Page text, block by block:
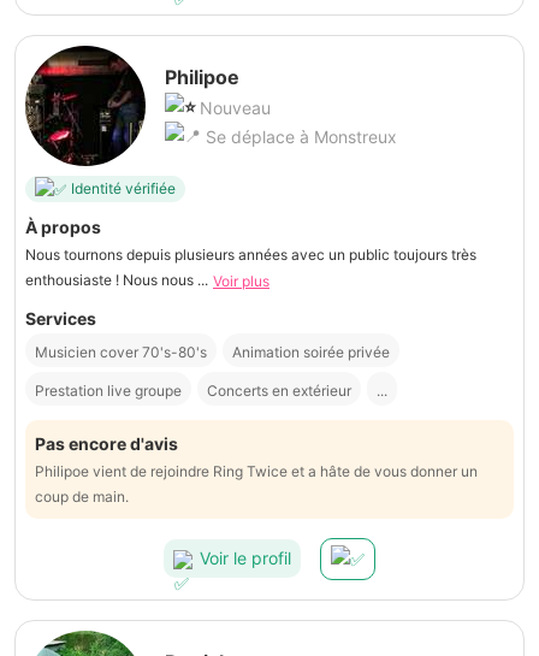
Philipoe
Nouveau
Se déplace à Monstreux
Identité vérifiée
À propos
Nous tournons depuis plusieurs années avec un public toujours très
enthousiaste ! Nous nous ... Voir plus
Services
Musicien cover 70's-80's Animation soirée privée
Prestation live groupe Concerts en extérieur ...
Pas encore d'avis
Philipoe vient de rejoindre Ring Twice et a hâte de vous donner un
coup de main.
Voir le profil